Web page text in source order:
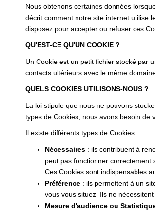
Nous obtenons certaines données
décrit comment notre site internet utilise
disposez pour accepter ou refuser ces
QU'EST-CE QU'UN COOKIE ?
Un Cookie est un petit fichier stocké par
contacts ultérieurs avec le même
QUELS COOKIES UTILISONS-NOUS ?
La loi stipule que nous ne pouvons
types de Cookies, nous avons besoin de
Il existe différents types de Cookies :
Nécessaires : ils contribuent à
peut pas fonctionner correctement
Ces Cookies sont indispensables
Préférence : ils permettent à un
vous vous situez. Ils ne
Mesure d'audience ou